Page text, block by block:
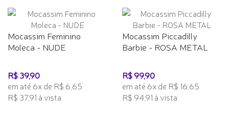
Mocassim Feminino
Moleca - NUDE
R$ 39,90
em até 6x de R$ 6,65
R$ 37,91 à vista
Mocassim Piccadilly
Barbie - ROSA METAL
R$ 99,90
em até 6x de R$ 16,65
R$ 94,91 à vista